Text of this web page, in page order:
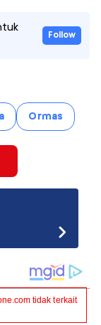
Follow
Ormas